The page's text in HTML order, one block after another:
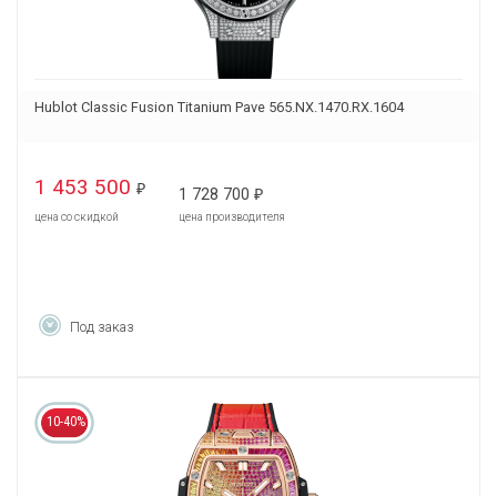
Hublot Classic Fusion Titanium Pave 565.NX.1470.RX.1604
1 453 500 ₽
цена со скидкой
1 728 700 ₽
цена производителя
Под заказ
10-40%